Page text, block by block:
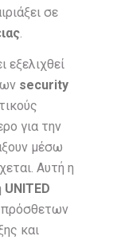
σε
.
εξελιχθεί
security
για την
μέσω
Αυτή η
UNITED
και